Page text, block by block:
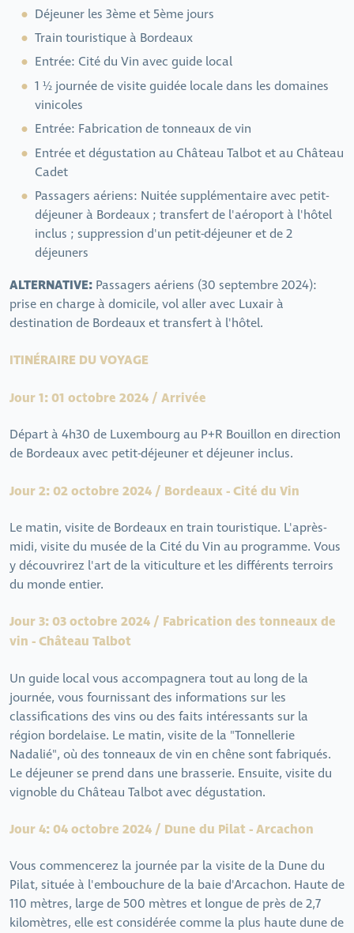
Déjeuner les 3ème et 5ème jours
Train touristique à Bordeaux
Entrée: Cité du Vin avec guide local
1 ½ journée de visite guidée locale dans les domaines
vinicoles
Entrée: Fabrication de tonneaux de vin
Entrée et dégustation au Château Talbot et au Château
Cadet
Passagers aériens: Nuitée supplémentaire avec petit-
déjeuner à Bordeaux ; transfert de l'aéroport à l'hôtel
inclus ; suppression d'un petit-déjeuner et de 2
déjeuners
ALTERNATIVE: Passagers aériens (30 septembre 2024):
prise en charge à domicile, vol aller avec Luxair à
destination de Bordeaux et transfert à l'hôtel.
ITINÉRAIRE DU VOYAGE
Jour 1: 01 octobre 2024 / Arrivée
Départ à 4h30 de Luxembourg au P+R Bouillon en direction
de Bordeaux avec petit-déjeuner et déjeuner inclus.
Jour 2: 02 octobre 2024 / Bordeaux - Cité du Vin
Le matin, visite de Bordeaux en train touristique. L'après-
midi, visite du musée de la Cité du Vin au programme. Vous
y découvrirez l'art de la viticulture et les différents terroirs
du monde entier.
Jour 3: 03 octobre 2024 / Fabrication des tonneaux de
vin - Château Talbot
Un guide local vous accompagnera tout au long de la
journée, vous fournissant des informations sur les
classifications des vins ou des faits intéressants sur la
région bordelaise. Le matin, visite de la "Tonnellerie
Nadalié", où des tonneaux de vin en chêne sont fabriqués.
Le déjeuner se prend dans une brasserie. Ensuite, visite du
vignoble du Château Talbot avec dégustation.
Jour 4: 04 octobre 2024 / Dune du Pilat - Arcachon
Vous commencerez la journée par la visite de la Dune du
Pilat, située à l'embouchure de la baie d'Arcachon. Haute de
110 mètres, large de 500 mètres et longue de près de 2,7
kilomètres, elle est considérée comme la plus haute dune de